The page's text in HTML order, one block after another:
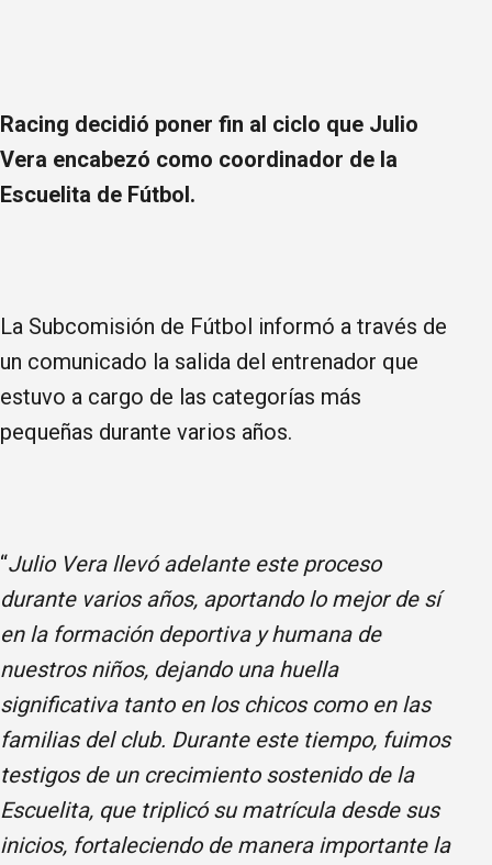
Racing decidió poner fin al ciclo que Julio
Vera encabezó como coordinador de la
Escuelita de Fútbol.
La Subcomisión de Fútbol informó a través de
un comunicado la salida del entrenador que
estuvo a cargo de las categorías más
pequeñas durante varios años.
“Julio Vera llevó adelante este proceso
durante varios años, aportando lo mejor de sí
en la formación deportiva y humana de
nuestros niños, dejando una huella
significativa tanto en los chicos como en las
familias del club. Durante este tiempo, fuimos
testigos de un crecimiento sostenido de la
Escuelita, que triplicó su matrícula desde sus
inicios, fortaleciendo de manera importante la